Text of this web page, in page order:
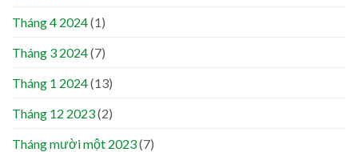
Tháng 4 2024(1)
Tháng 3 2024(7)
Tháng 1 2024(13)
Tháng 12 2023(2)
Tháng mười một 2023(7)